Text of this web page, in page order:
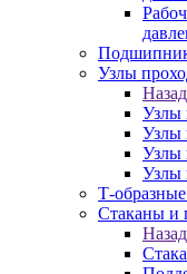
Узлы
Назад
Узлы
Узлы
Узлы
Узлы
Т-
Стаканы и
Назад